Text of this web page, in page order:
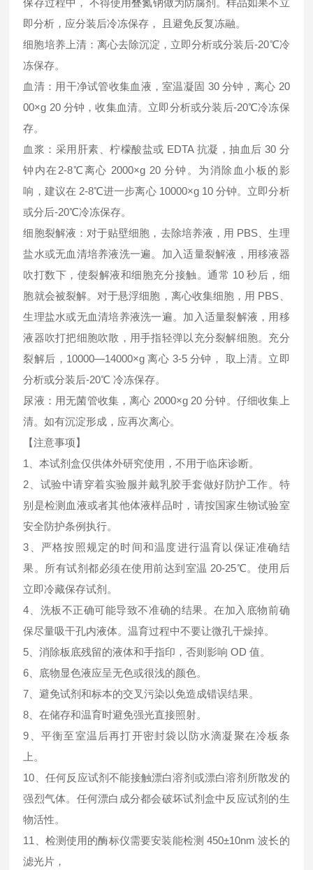
保存过程中， 不得使用叠氮钠做为防腐剂。样品如果不立
即分析，应分装后冷冻保存， 且避免反复冻融。
细胞培养上清：离心去除沉淀，立即分析或分装后-20℃冷
冻保存。
血清：用干净试管收集血液，室温凝固 30 分钟，离心 20
00×g 20 分钟，收集血清。立即分析或分装后-20℃冷冻保
存。
血浆：采用肝素、柠檬酸盐或 EDTA 抗凝，抽血后 30 分
钟内在2-8℃离心 2000×g 20 分钟。为消除血小板的影
响，建议在 2-8℃进一步离心 10000×g 10 分钟。立即分析
或分后-20℃冷冻保存。
细胞裂解液：对于贴壁细胞，去除培养液，用 PBS、生理
盐水或无血清培养液洗一遍。加入适量裂解液，用移液器
吹打数下，使裂解液和细胞充分接触。通常 10 秒后，细
胞就会被裂解。对于悬浮细胞，离心收集细胞，用 PBS、
生理盐水或无血清培养液洗一遍。加入适量裂解液，用移
液器吹打把细胞吹散，用手指轻弹以充分裂解细胞。充分
裂解后，10000—14000×g 离心 3-5 分钟， 取上清。立即
分析或分装后-20℃ 冷冻保存。
尿液：用无菌管收集，离心 2000×g 20 分钟。仔细收集上
清。如有沉淀形成，应再次离心。
【注意事项】
1、本试剂盒仅供体外研究使用，不用于临床诊断。
2、试验中请穿着实验服并戴乳胶手套做好防护工作。特
别是检测血液或者其他体液样品时，请按国家生物试验室
安全防护条例执行。
3、严格按照规定的时间和温度进行温育以保证准确结
果。所有试剂都必须在使用前达到室温 20-25℃。使用后
立即冷藏保存试剂。
4、洗板不正确可能导致不准确的结果。在加入底物前确
保尽量吸干孔内液体。温育过程中不要让微孔干燥掉。
5、消除板底残留的液体和手指印，否则影响 OD 值。
6、底物显色液应呈无色或很浅的颜色。
7、避免试剂和标本的交叉污染以免造成错误结果。
8、在储存和温育时避免强光直接照射。
9、平衡至室温后再打开密封袋以防水滴凝聚在冷板条
上。
10、任何反应试剂不能接触漂白溶剂或漂白溶剂所散发的
强烈气体。任何漂白成分都会破坏试剂盒中反应试剂的生
物活性。
11、检测使用的酶标仪需要安装能检测 450±10nm 波长的
滤光片，